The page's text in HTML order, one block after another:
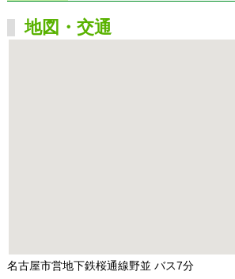
地図・交通
名古屋市営地下鉄桜通線野並 バス7分